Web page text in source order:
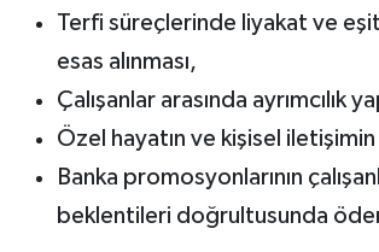
Terfi süreçlerinde liyakat ve
esas alınması,
Çalışanlar arasında ayrımcılık
Özel hayatın ve kişisel iletişimin
Banka promosyonlarının
beklentileri doğrultusunda